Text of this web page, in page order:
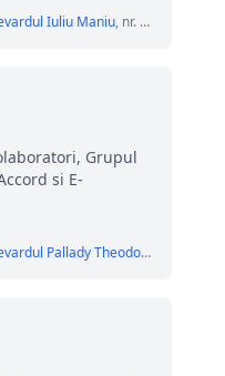
Iuliu Maniu, nr. 546-560
Grupul
si E-
Pallady Theodor , nr. 51